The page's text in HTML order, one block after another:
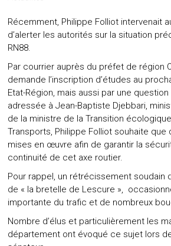
Récemment, Philippe Folliot intervenait
d’alerter les autorités sur la situation
RN88.
Par courrier auprès du préfet de région
demande l’inscription d’études au
Etat-Région, mais aussi par une
adressée à Jean-Baptiste Djebbari,
de la ministre de la Transition
Transports, Philippe Folliot souhaite
mises en œuvre afin de garantir la
continuité de cet axe routier.
Pour rappel, un rétrécissement soudain
de « la bretelle de Lescure »,
importante du trafic et de nombreux
Nombre d’élus et particulièrement les
département ont évoqué ce sujet lors